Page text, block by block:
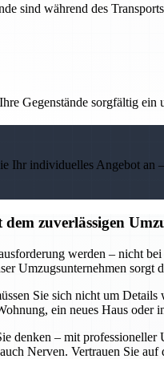
sind während des
Gegenstände sorgfältig
Ihr individuelles Angebot an
zuverlässigen
werden – nicht
Umzugsunternehmen
Sie sich nicht um
ein neues Haus oder
denken – mit
Nerven. Vertrauen Sie